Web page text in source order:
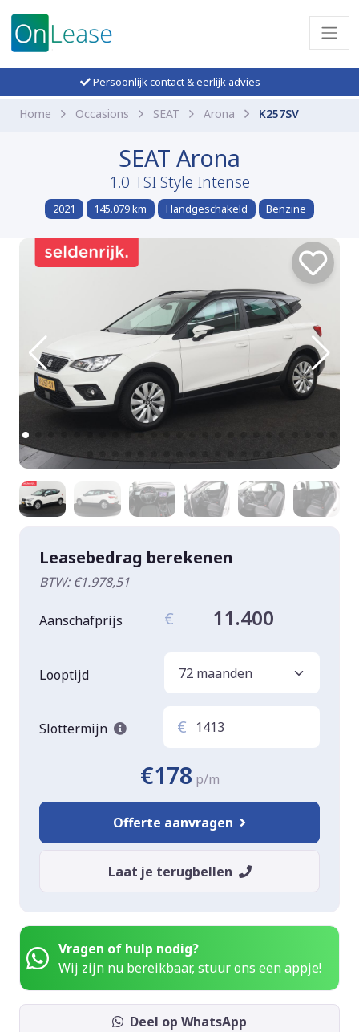
Persoonlijk contact & eerlijk advies
Home Occasions SEAT Arona K257SV
SEAT Arona
1.0 TSI Style Intense
2021 145.079 km Handgeschakeld Benzine
Leasebedrag berekenen
BTW: €1.978,51
Aanschafprijs € 11.400
Looptijd
Slottermijn €
€178 p/m
Offerte aanvragen
Laat je terugbellen
Vragen of hulp nodig?
Wij zijn nu bereikbaar, stuur ons een appje!
Deel op WhatsApp